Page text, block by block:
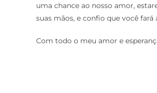
uma chance ao nosso amor,
suas mãos, e confio que você fará
Com todo o meu amor e